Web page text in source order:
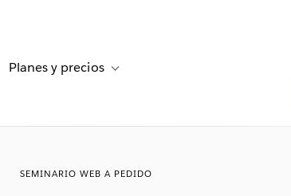
for Soluciones
sub-navigation for Recursos
Planes y precios Toggle sub-navigation for Planes y
SEMINARIO WEB A PEDIDO